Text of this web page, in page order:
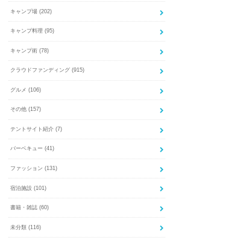
キャンプ場 (202)
キャンプ料理 (95)
キャンプ術 (78)
クラウドファンディング (915)
グルメ (106)
その他 (157)
テントサイト紹介 (7)
バーベキュー (41)
ファッション (131)
宿泊施設 (101)
書籍・雑誌 (60)
未分類 (116)